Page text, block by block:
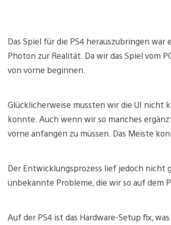
Das Spiel für die PS4 herauszubringen
Photon zur Realität. Da wir das Spiel vom
von vorne beginnen.
Glücklicherweise mussten wir die UI nicht
konnte. Auch wenn wir so manches
vorne anfangen zu müssen. Das Meiste
Der Entwicklungsprozess lief jedoch nicht
unbekannte Probleme, die wir so auf dem
Auf der PS4 ist das Hardware-Setup fix,